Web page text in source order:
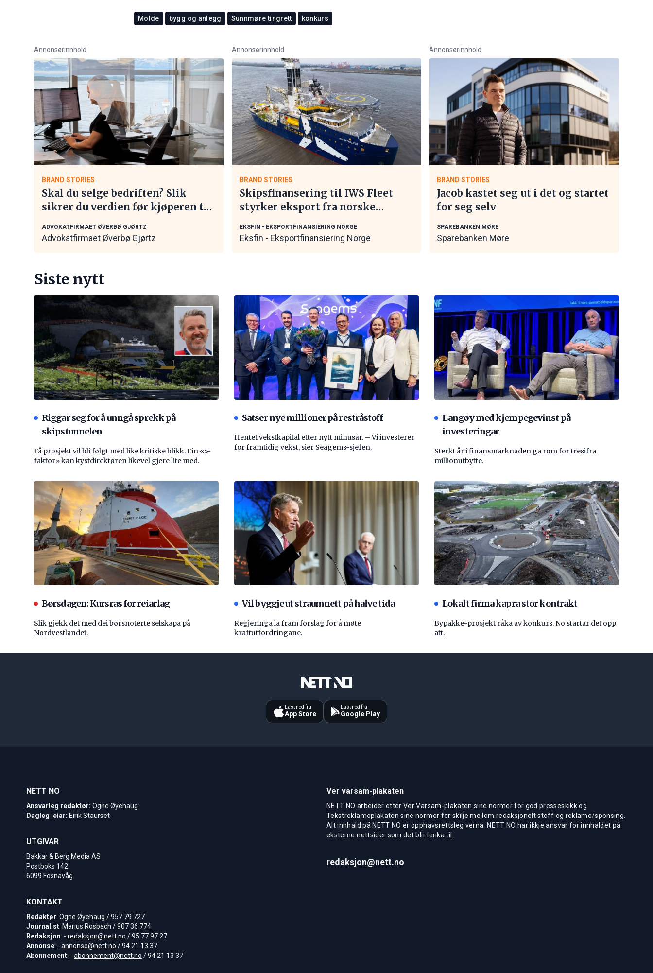
Molde bygg og anlegg Sunnmøre tingrett konkurs
Annonsørinnhold
BRAND STORIES
Skal du selge bedriften? Slik
sikrer du verdien før kjøperen tar
ADVOKATFIRMAET ØVERBØ GJØRTZ
Advokatfirmaet Øverbø Gjørtz
Annonsørinnhold
BRAND STORIES
Skipsfinansering til IWS Fleet
styrker eksport fra norske
EKSFIN - EKSPORTFINANSIERING NORGE
Eksfin - Eksportfinansiering Norge
Annonsørinnhold
BRAND STORIES
Jacob kastet seg ut i det og startet
for seg selv
SPAREBANKEN MØRE
Sparebanken Møre
Siste nytt
Riggar seg for å unngå sprekk på
skipstunnelen
Få prosjekt vil bli følgt med like kritiske blikk. Ein «x-
faktor» kan kystdirektøren likevel gjere lite med.
Satser nye millioner på restråstoff
Hentet vekstkapital etter nytt minusår. – Vi investerer
for framtidig vekst, sier Seagems-sjefen.
Langøy med kjempegevinst på
investeringar
Sterkt år i finansmarknaden ga rom for tresifra
millionutbytte.
Børsdagen: Kursras for reiarlag
Slik gjekk det med dei børsnoterte selskapa på
Nordvestlandet.
Vil byggje ut straumnett på halve tida
Regjeringa la fram forslag for å møte
kraftutfordringane.
Lokalt firma kapra stor kontrakt
Bypakke-prosjekt råka av konkurs. No startar det opp
att.
Last ned fra
App Store
Last ned fra
Google Play
NETT NO
Ansvarleg redaktør: Ogne Øyehaug
Dagleg leiar: Eirik Staurset
UTGIVAR
Bakkar & Berg Media AS
Postboks 142
6099 Fosnavåg
KONTAKT
Redaktør: Ogne Øyehaug / 957 79 727
Journalist: Marius Rosbach / 907 36 774
Redaksjon: - redaksjon@nett.no / 95 77 97 27
Annonse: - annonse@nett.no / 94 21 13 37
Abonnement: - abonnement@nett.no / 94 21 13 37
Ver varsam-plakaten
NETT NO arbeider etter Ver Varsam-plakaten sine normer for god presseskikk og
Tekstreklameplakaten sine normer for skilje mellom redaksjonelt stoff og reklame/sponsing.
Alt innhald på NETT NO er opphavsrettsleg verna. NETT NO har ikkje ansvar for innhaldet på
eksterne nettsider som det blir lenka til.
redaksjon@nett.no